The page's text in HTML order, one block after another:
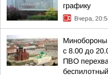
графику
Вчера,
Минобороны
с 8.00 до
ПВО